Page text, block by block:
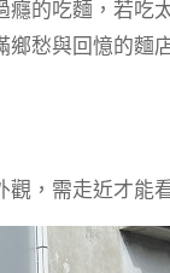
的吃麵，若吃
愁與回憶的麵
，需走近才能